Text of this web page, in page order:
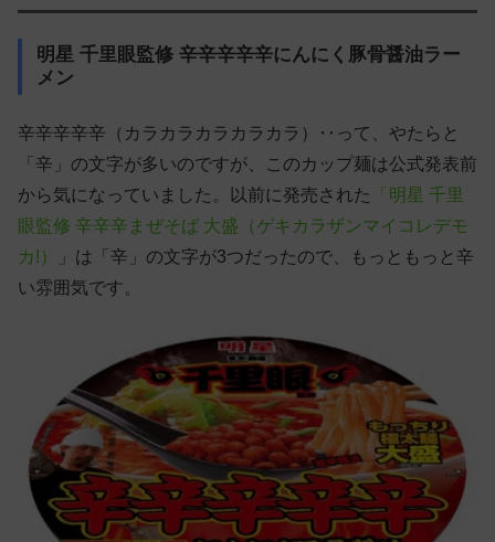
明星 千里眼監修 辛辛辛辛辛にんにく豚骨醤油ラー
メン
辛辛辛辛辛（カラカラカラカラカラ）‥って、やたらと
「辛」の文字が多いのですが、このカップ麺は公式発表前
から気になっていました。以前に発売された
「明星 千里
眼監修 辛辛辛まぜそば 大盛（ゲキカラザンマイコレデモ
カ!）
」は「辛」の文字が3つだったので、もっともっと辛
い雰囲気です。